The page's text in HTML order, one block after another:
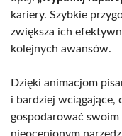
kariery. Szybkie
zwiększa ich
kolejnych awansów.
Dzięki animacjom
i bardziej wciągające,
gospodarować